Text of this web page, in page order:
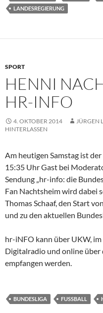
LANDESREGIERUNG
SPORT
HENNI
HR-INFO
4. OKTOBER 2014 JÜRGEN
HINTERLASSEN
Am heutigen Samstag ist
15:35 Uhr Gast bei
Sendung „hr-info: die
Fan Nachtsheim wird dabei
Thomas Schaaf, den Start
und zu den aktuellen
hr-iNFO kann über UKW,
Digitalradio und online
empfangen werden.
BUNDESLIGA FUSSBALL